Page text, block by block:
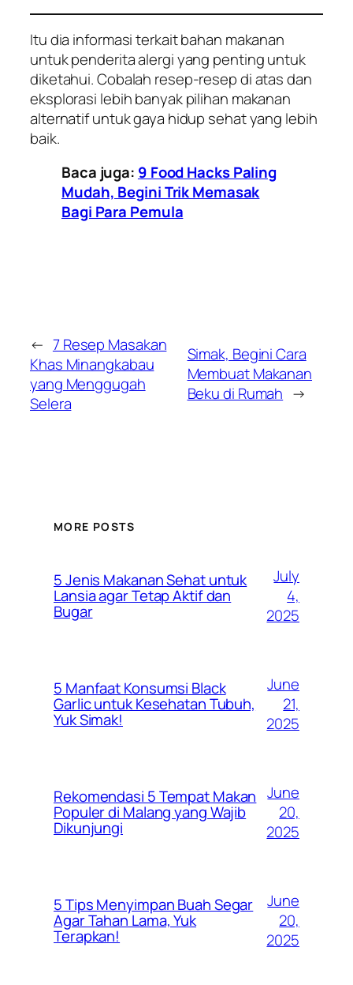
Itu dia informasi terkait bahan makanan
untuk penderita alergi yang penting untuk
diketahui. Cobalah resep-resep di atas dan
eksplorasi lebih banyak pilihan makanan
alternatif untuk gaya hidup sehat yang lebih
baik.
Baca juga: 9 Food Hacks Paling
Mudah, Begini Trik Memasak
Bagi Para Pemula
← 7 Resep Masakan
Khas Minangkabau
yang Menggugah
Selera
Simak, Begini Cara
Membuat Makanan
Beku di Rumah →
MORE POSTS
5 Jenis Makanan Sehat untuk
Lansia agar Tetap Aktif dan
Bugar
July
4,
2025
5 Manfaat Konsumsi Black
Garlic untuk Kesehatan Tubuh,
Yuk Simak!
June
21,
2025
Rekomendasi 5 Tempat Makan
Populer di Malang yang Wajib
Dikunjungi
June
20,
2025
5 Tips Menyimpan Buah Segar
Agar Tahan Lama, Yuk
Terapkan!
June
20,
2025